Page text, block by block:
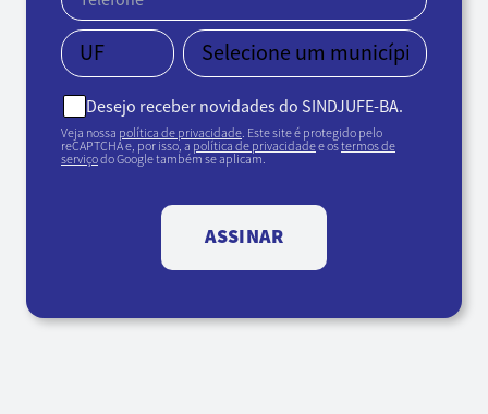
Desejo receber novidades do SINDJUFE-BA.
Veja nossa política de privacidade. Este site é protegido pelo
reCAPTCHA e, por isso, a política de privacidadee ostermos de
serviçodo Google também se aplicam.
ASSINAR